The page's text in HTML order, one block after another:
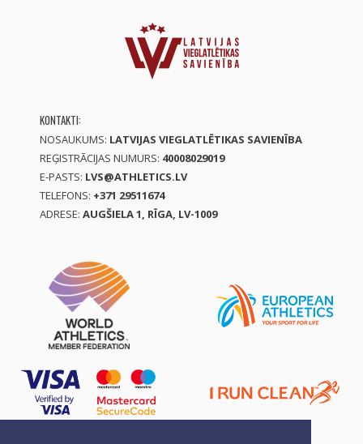
KONTAKTI:
NOSAUKUMS: LATVIJAS VIEGLATLĒTIKAS SAVIENĪBA
REĢISTRĀCIJAS NUMURS: 40008029019
E-PASTS: LVS@ATHLETICS.LV
TELEFONS: +371 29511674
ADRESE: AUGŠIELA 1, RĪGA, LV-1009